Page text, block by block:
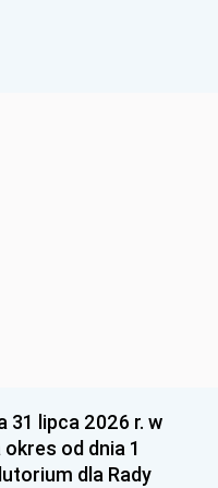
31 lipca 2026 r. w
od dnia 1
dla Rady